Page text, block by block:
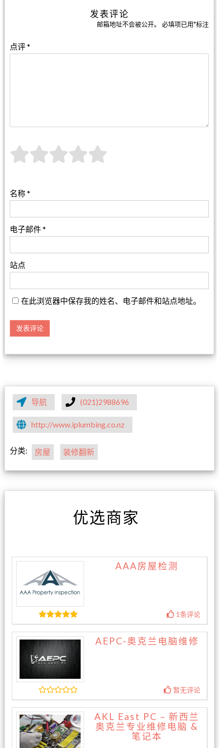
发表评论
邮箱地址不会被公开。 必填项已用*标注
点评*
名称*
电子邮件*
站点
在此浏览器中保存我的姓名、电子邮件和站点地址。
导航 (021)2988696
http://www.iplumbing.co.nz
分类: 房屋 装修翻新
优选商家
AAA房屋检测
1条评论
AEPC-奥克兰电脑维修
暂无评论
AKL East PC – 新西兰
奥克兰专业维修电脑 &
笔记本